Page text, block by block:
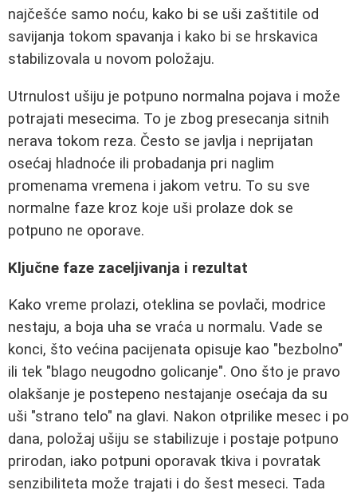
najčešće samo noću, kako bi se uši zaštitile od
savijanja tokom spavanja i kako bi se hrskavica
stabilizovala u novom položaju.
Utrnulost ušiju je potpuno normalna pojava i može
potrajati mesecima. To je zbog presecanja sitnih
nerava tokom reza. Često se javlja i neprijatan
osećaj hladnoće ili probadanja pri naglim
promenama vremena i jakom vetru. To su sve
normalne faze kroz koje uši prolaze dok se
potpuno ne oporave.
Ključne faze zaceljivanja i rezultat
Kako vreme prolazi, oteklina se povlači, modrice
nestaju, a boja uha se vraća u normalu. Vade se
konci, što većina pacijenata opisuje kao "bezbolno"
ili tek "blago neugodno golicanje". Ono što je pravo
olakšanje je postepeno nestajanje osećaja da su
uši "strano telo" na glavi. Nakon otprilike mesec i po
dana, položaj ušiju se stabilizuje i postaje potpuno
prirodan, iako potpuni oporavak tkiva i povratak
senzibiliteta može trajati i do šest meseci. Tada